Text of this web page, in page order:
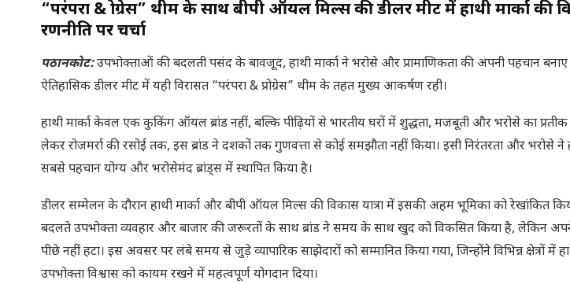
“परंपरा & प्रोग्रेस” थीम के साथ बीपी ऑयल मिल्स की डीलर मीट में हाथी मार्का की
रणनीति पर चर्चा
पठानकोट:उपभोक्ताओं की बदलती पसंद के बावजूद, हाथी मार्का ने भरोसे और प्रामाणिकता की अपनी पहचान
ऐतिहासिक डीलर मीट में यही विरासत “परंपरा & प्रोग्रेस” थीम के तहत मुख्य आकर्षण रही।
हाथी मार्का केवल एक कुकिंग ऑयल ब्रांड नहीं, बल्कि पीढ़ियों से भारतीय घरों में शुद्धता, मजबूती और भरोसे का प्रतीक
लेकर रोजमर्रा की रसोई तक, इस ब्रांड ने दशकों तक गुणवत्ता से कोई समझौता नहीं किया। इसी निरंतरता और भरोसे
सबसे पहचान योग्य और भरोसेमंद ब्रांड्स में स्थापित किया है।
डीलर सम्मेलन के दौरान हाथी मार्का और बीपी ऑयल मिल्स की विकास यात्रा में इसकी अहम भूमिका को रेखांकित
बदलते उपभोक्ता व्यवहार और बाजार की जरूरतों के साथ ब्रांड ने समय के साथ खुद को विकसित किया है, लेकिन
पीछे नहीं हटा। इस अवसर पर लंबे समय से जुड़े व्यापारिक साझेदारों को सम्मानित किया गया, जिन्होंने विभिन्न क्षेत्रों में
उपभोक्ता विश्वास को कायम रखने में महत्वपूर्ण योगदान दिया।